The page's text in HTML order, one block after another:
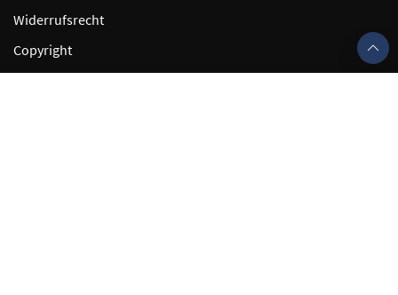
Widerrufsrecht
Copyright